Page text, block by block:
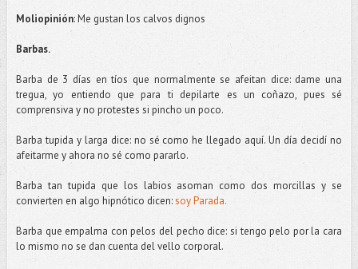
Moliopinión: Me gustan los calvos dignos
Barbas.
Barba de 3 días en tíos que normalmente se afeitan dice: dame una
tregua, yo entiendo que para ti depilarte es uncoñazo, pues sé
comprensiva y no protestes si pincho un poco.
Barba tupida y larga dice: no sé como he llegado aquí. Un día decidí no
afeitarme y ahora no sé como pararlo.
Barba tan tupida que los labios asoman como dos morcillas y se
convierten en algo hipnótico dicen:soy Parada.
Barba que empalma con pelos del pecho dice: si tengo pelo por la cara
lo mismo no se dan cuenta del vello corporal.